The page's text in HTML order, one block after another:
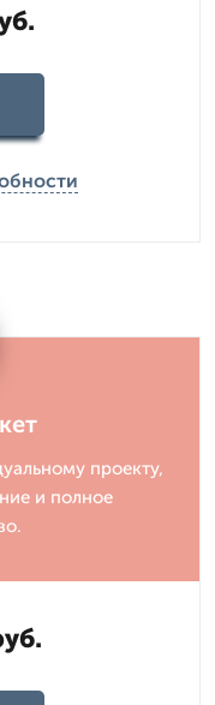
проекту,
и полное